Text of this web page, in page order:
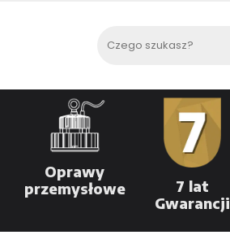
Oprawy
przemysłowe
7 lat
Gwarancji